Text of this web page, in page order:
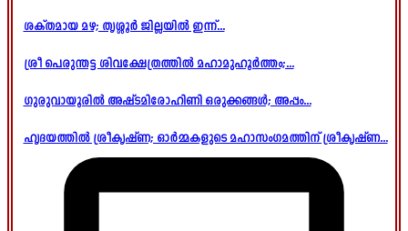
ശക്തമായ മഴ; തൃശ്ശൂർ ജില്ലയിൽ ഇന്ന്...
ശ്രീ പെരുന്തട്ട ശിവക്ഷേത്രത്തിൽ മഹാമുഹൂർത്തം;...
ഗുരുവായൂരിൽ അഷ്ടമിരോഹിണി ഒരുക്കങ്ങൾ; അപ്പം...
ഹൃദയത്തിൽ ശ്രീകൃഷ്ണ; ഓർമ്മകളുടെ മഹാസംഗമത്തിന് ശ്രീകൃഷ്ണ...